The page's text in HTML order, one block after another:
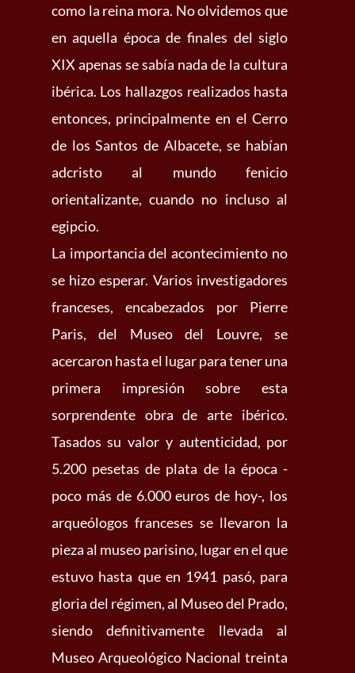
como la reina mora. No olvidemos que
en aquella época de finales del siglo
XIX apenas se sabía nada de la cultura
ibérica. Los hallazgos realizados hasta
entonces, principalmente en el Cerro
de los Santos de Albacete, se habían
adcristo al mundo fenicio
orientalizante, cuando no incluso al
egipcio.
La importancia del acontecimiento no
se hizo esperar. Varios investigadores
franceses, encabezados por Pierre
Paris, del Museo del Louvre, se
acercaron hasta el lugar para tener una
primera impresión sobre esta
sorprendente obra de arte ibérico.
Tasados su valor y autenticidad, por
5.200 pesetas de plata de la época -
poco más de 6.000 euros de hoy-, los
arqueólogos franceses se llevaron la
pieza al museo parisino, lugar en el que
estuvo hasta que en 1941 pasó, para
gloria del régimen, al Museo del Prado,
siendo definitivamente llevada al
Museo Arqueológico Nacional treinta